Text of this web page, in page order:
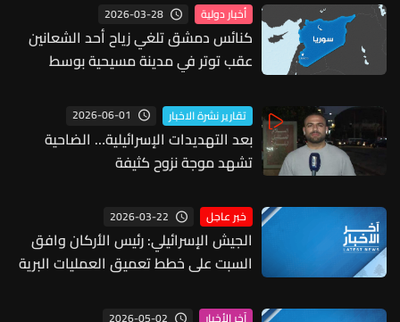
أخبار دولية 2026-03-28
كنائس دمشق تلغي زياح أحد الشعانين
عقب توتر في مدينة مسيحية بوسط
تقارير نشرة الاخبار 2026-06-01
بعد التهديدات الإسرائيلية… الضاحية
تشهد موجة نزوح كثيفة
خبر عاجل 2026-03-22
الجيش الإسرائيلي: رئيس الأركان وافق
السبت على خطط تعميق العمليات البرية
2026-05-02